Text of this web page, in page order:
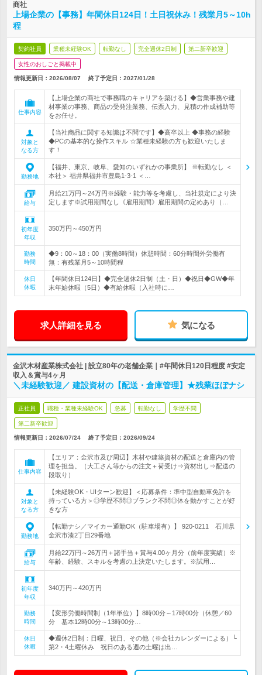
商社
上場企業の【事務】年間休日124日！土日祝休み！残業月5～10h
程
契約社員 業種未経験OK 転勤なし 完全週休2日制 第二新卒歓迎
女性のおしごと掲載中
情報更新日：2026/08/07 終了予定日： 2027/01/28
仕事内容
【上場企業の商社で事務職のキャリアを築ける】◆営業事務や建
材事業の事務、商品の受発注業務、伝票入力、見積の作成補助等
をお任せ。
対象と
なる方
【当社商品に関する知識は不問です】◆高卒以上 ◆事務の経験
◆PCの基本的な操作スキル ☆業種未経験の方も歓迎いたしま
す！
勤務地
【福井、東京、岐阜、愛知のいずれかの事業所】 ※転勤なし ＜
本社＞ 福井県福井市豊島1-3-1 ＜…
給与
月給21万円～24万円※経験・能力等を考慮し、当社規定により決
定します※試用期間なし《雇用期間》雇用期間の定めあり（…
初年度
年収
350万円～450万円
勤務
時間
◆9：00～18：00（実働8時間）休憩時間：60分時間外労働有
無：有残業月5～10時間程
休日
休暇
【年間休日124日】◆完全週休2日制（土・日）◆祝日◆GW◆年
末年始休暇（5日）◆有給休暇（入社時に…
求人詳細を見る 気になる
金沢木材産業株式会社 | 設立80年の老舗企業｜#年間休日120日程度 #安定
収入＆賞与4ヶ月
＼未経験歓迎／ 建設資材の【配送・倉庫管理】★残業ほぼナシ
正社員 職種・業種未経験OK 急募 転勤なし 学歴不問
第二新卒歓迎
情報更新日：2026/07/24 終了予定日： 2026/09/24
仕事内容
【エリア：金沢市及び周辺】木材や建築資材の配送と倉庫内の管
理を担当。（大工さん等からの注文＋荷受け⇒資材出し⇒配送の
段取り）
対象と
なる方
【未経験OK・UIターン歓迎】＜応募条件：準中型自動車免許を
持っている方＞◎学歴不問◎ブランク不問◎体を動かすことが好
きな方
勤務地
【転勤ナシ／マイカー通勤OK（駐車場有）】 920‐0211 石川県
金沢市湊2丁目29番地
給与
月給22万円～26万円＋諸手当＋賞与4.00ヶ月分（前年度実績）※
年齢、経験、スキルを考慮の上決定いたします。※試用…
初年度
年収
340万円～420万円
勤務
時間
【変形労働時間制（1年単位）】8時00分～17時00分（休憩／60
分 基本12時00分～13時00分…
休日
休暇
◆週休2日制：日曜、祝日、その他（※会社カレンダーによる）└
第2・4土曜休み 祝日のある週の土曜は出…